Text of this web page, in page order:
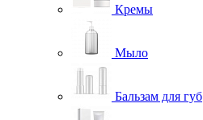
Кремы
Мыло
Бальзам для губ